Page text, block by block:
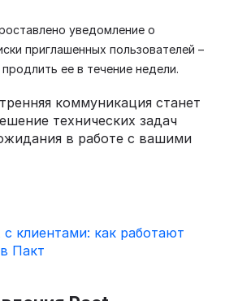
уведомление о
приглашенных пользователей –
ее в течение недели.
коммуникация станет
технических задач
в работе с вашими
клиентами: как работают
Пакт